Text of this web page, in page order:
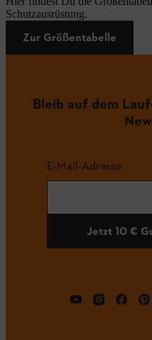
Schutzausrüstung.
Zur Größentabelle
Bleib auf dem
E-Mail-Adresse
Jetzt 10 €